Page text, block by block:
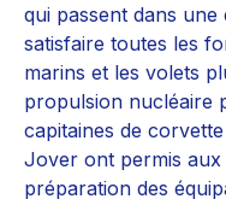
qui passent dans
satisfaire toutes les
marins et les volets
propulsion nucléaire
capitaines de
Jover ont permis aux
préparation des